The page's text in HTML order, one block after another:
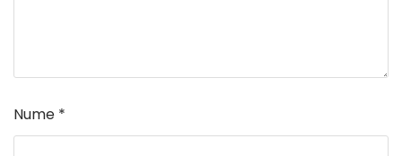
Nume *